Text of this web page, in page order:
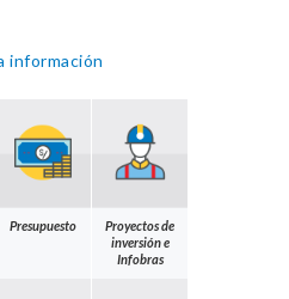
información
Presupuesto
Proyectos de
inversión e
Infobras